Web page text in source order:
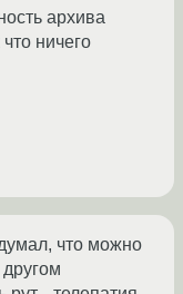
архива
ничего
что можно